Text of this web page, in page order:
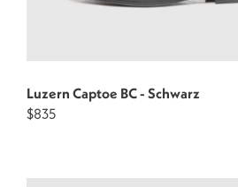
Luzern Captoe BC - Schwarz
$835